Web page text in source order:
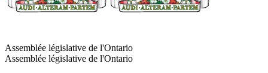
Assemblée législative de l'Ontario
Assemblée législative de l'Ontario